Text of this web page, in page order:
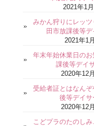
2021年1
みかん狩りにレッ
田市放課後等デ
2021年1
年末年始休業日の
課後等デイ
2020年12
受給者証とはなん
後等デイサ
2020年12
こどプラのたのし